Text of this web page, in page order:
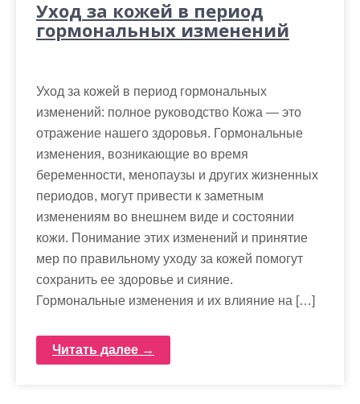
Уход за кожей в период
гормональных изменений
Уход за кожей в период гормональных
изменений: полное руководство Кожа — это
отражение нашего здоровья. Гормональные
изменения, возникающие во время
беременности, менопаузы и других жизненных
периодов, могут привести к заметным
изменениям во внешнем виде и состоянии
кожи. Понимание этих изменений и принятие
мер по правильному уходу за кожей помогут
сохранить ее здоровье и сияние.
Гормональные изменения и их влияние на […]
Читать далее →